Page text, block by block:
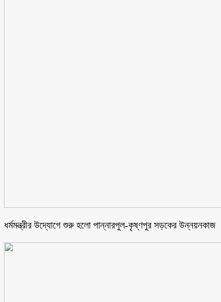
ধর্মমন্ত্রীর উদ্যোগে শুরু হলো পান্নারপুল-কৃষ্ণপুর সড়কের উন্নয়নকাজ